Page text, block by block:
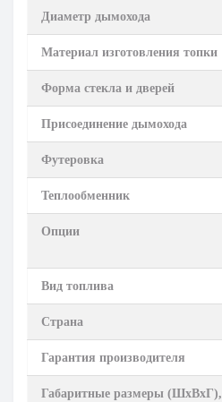
Диаметр дымохода
Материал изготовления топки
Форма стекла и дверей
Присоединение дымохода
Футеровка
Теплообменник
Опции
Вид топлива
Страна
Гарантия производителя
Габаритные размеры (ШхВхГ),